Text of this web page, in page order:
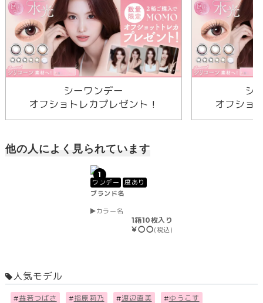
シーワンデー
オフショトレカプレゼント！
シ
オフショ
他の人によく見られています
1
ワンデー
度あり
ブランド名
カラー名
1箱10枚入り
￥〇〇(税込)
人気モデル
#益若つばさ #指原莉乃 #渡辺直美 #ゆうこす